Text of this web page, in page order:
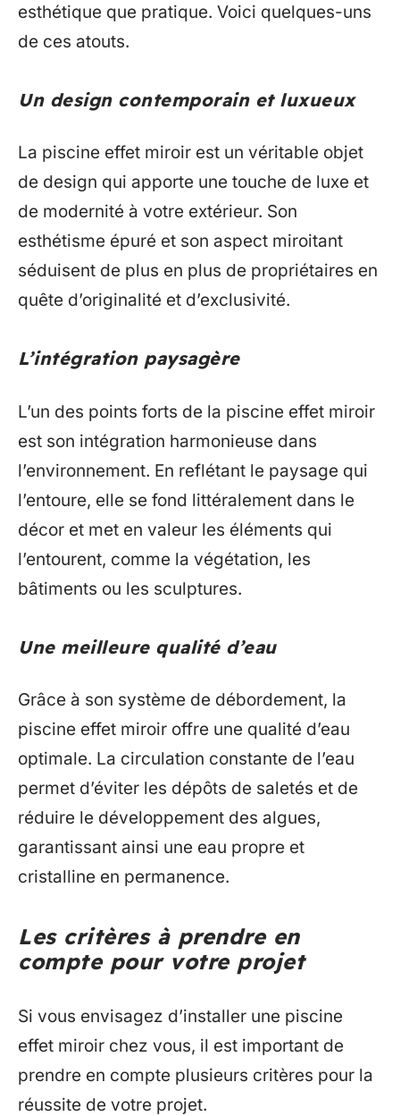
esthétique que pratique. Voici quelques-uns
de ces atouts.
Un design contemporain et luxueux
La piscine effet miroir est un véritable objet
de design qui apporte une touche de luxe et
de modernité à votre extérieur. Son
esthétisme épuré et son aspect miroitant
séduisent de plus en plus de propriétaires en
quête d’originalité et d’exclusivité.
L’intégration paysagère
L’un des points forts de la piscine effet miroir
est son intégration harmonieuse dans
l’environnement. En reflétant le paysage qui
l’entoure, elle se fond littéralement dans le
décor et met en valeur les éléments qui
l’entourent, comme la végétation, les
bâtiments ou les sculptures.
Une meilleure qualité d’eau
Grâce à son système de débordement, la
piscine effet miroir offre une qualité d’eau
optimale. La circulation constante de l’eau
permet d’éviter les dépôts de saletés et de
réduire le développement des algues,
garantissant ainsi une eau propre et
cristalline en permanence.
Les critères à prendre en
compte pour votre projet
Si vous envisagez d’installer une piscine
effet miroir chez vous, il est important de
prendre en compte plusieurs critères pour la
réussite de votre projet.